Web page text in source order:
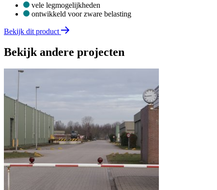
vele legmogelijkheden
ontwikkeld voor zware belasting
Bekijk dit product
Bekijk andere projecten